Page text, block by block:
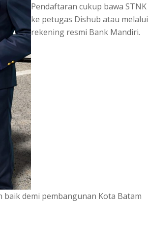
Pendaftaran cukup bawa STNK
ke petugas Dishub atau melalui
rekening resmi Bank Mandiri.
demi pembangunan Kota Batam